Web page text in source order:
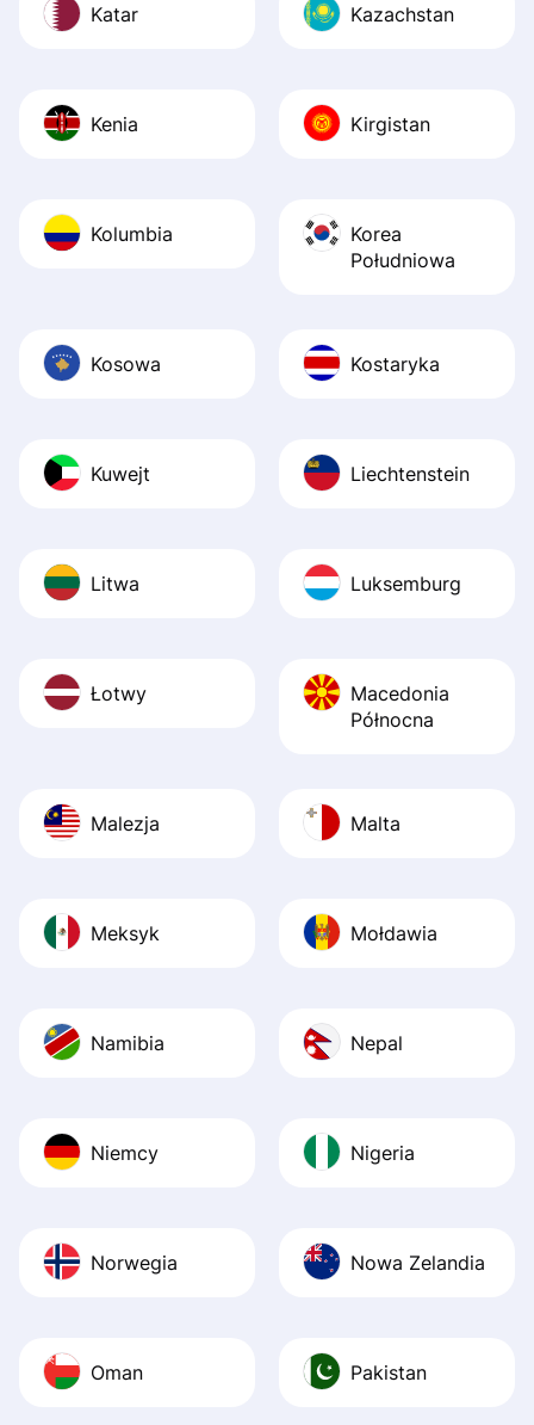
Katar Kazachstan
Kenia Kirgistan
Kolumbia
Korea
Południowa
Kosowa Kostaryka
Kuwejt Liechtenstein
Litwa Luksemburg
Łotwy
Macedonia
Północna
Malezja Malta
Meksyk Mołdawia
Namibia Nepal
Niemcy Nigeria
Norwegia Nowa Zelandia
Oman Pakistan